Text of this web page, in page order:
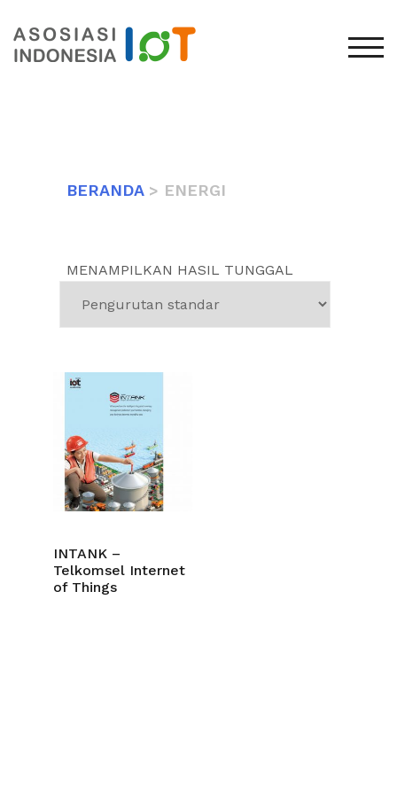
BERANDA> ENERGI
MENAMPILKAN HASIL TUNGGAL
INTANK –
Telkomsel Internet
of Things